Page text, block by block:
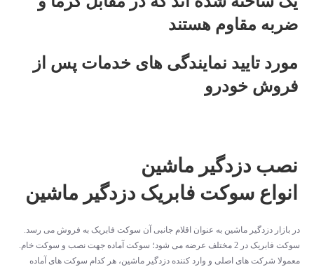
ضربه مقاوم هستند
مورد تایید نمایندگی های خدمات پس از
فروش خودرو
نصب دزدگیر ماشین
انواع سوکت فابریک دزدگیر ماشین
در بازار دزدگیر ماشین به عنوان اقلام جانبی آن سوکت فابریک به فروش می رسد.
سوکت فابریک در 2 مختلف عرضه می شود؛ سوکت آماده جهت نصب و سوکت خام.
معمولا شرکت های اصلی و وارد کننده دزدگیر ماشین، هر کدام سوکت های آماده